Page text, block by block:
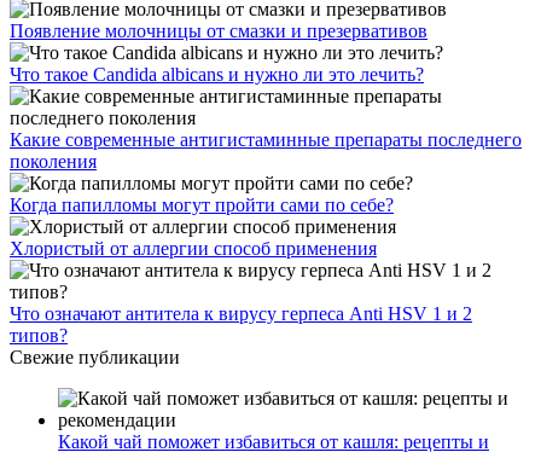
Появление молочницы от смазки и презервативов
Что такое Candida albicans и нужно ли это лечить?
Какие современные антигистаминные препараты последнего
поколения
Когда папилломы могут пройти сами по себе?
Хлористый от аллергии способ применения
Что означают антитела к вирусу герпеса Anti HSV 1 и 2
типов?
Свежие публикации
Какой чай поможет избавиться от кашля: рецепты и